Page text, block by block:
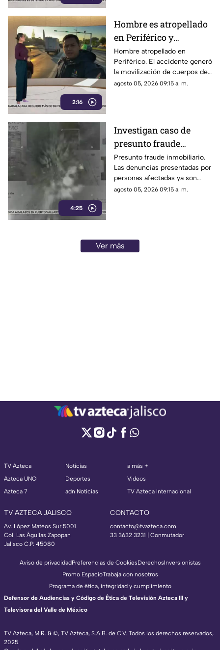
2:16
Hombre es atropellado
en Periférico y
Tabachines, en
Zapopan
Hombre atropellado en
Periférico. El accidente generó
la movilización de cuerpos de
emergencia y afectaciones a la
agosto 05, 2026 09:15 a. m.
4:25
Investigan caso de
presunto fraude
inmobiliario
Presunto fraude inmobiliario.
Las denuncias presentadas por
personas afectadas ya son
investigadas por las
agosto 05, 2026 09:15 a. m.
Ver más
TV Azteca
Azteca UNO
Azteca 7
Noticias
Deportes
adn Noticias
a más +
Videos
TV Azteca Internacional
TV AZTECA JALISCO
Av. López Mateos Sur 5001
Col. Las Águilas Zapopan
Jalisco C.P. 45080
CONTACTO
contacto@tvazteca.com
33 3632 3231 | Conmutador
TV Azteca, M.R. & ©, TV Azteca, S.A.B. de C.V. Todos los derechos reservados,
2025.
Aviso de privacidadPreferencias de CookiesDerechosInversionistas
Promo EspacioTrabaja con nosotros
Programa de ética, integridad y cumplimiento
Defensor de Audiencias y Código de Ética de Televisión Azteca III y
Televisora del Valle de México